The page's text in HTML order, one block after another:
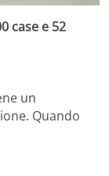
case e 52
un
Quando